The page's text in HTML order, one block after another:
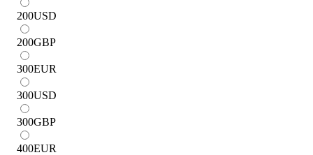
200USD
200GBP
300EUR
300USD
300GBP
400EUR